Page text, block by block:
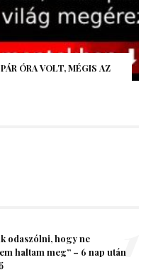
ÓRA VOLT, MÉGIS AZ
odaszólni, hogy ne
haltam meg” – 6 nap után
1